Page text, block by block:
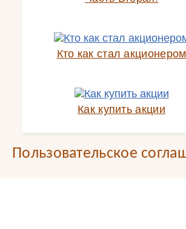
Кто как стал акционером
Как купить акции
Пользовательское